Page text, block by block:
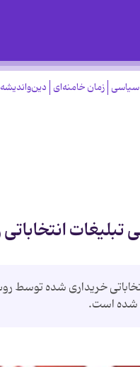
سیاسی زمان خامنه‌ای دین‌واندیشه